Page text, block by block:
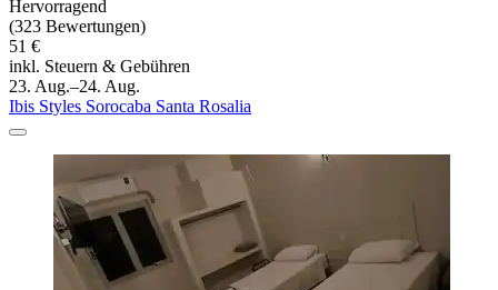
Hervorragend
(323 Bewertungen)
51 €
inkl. Steuern & Gebühren
23. Aug.–24. Aug.
Ibis Styles Sorocaba Santa Rosalia